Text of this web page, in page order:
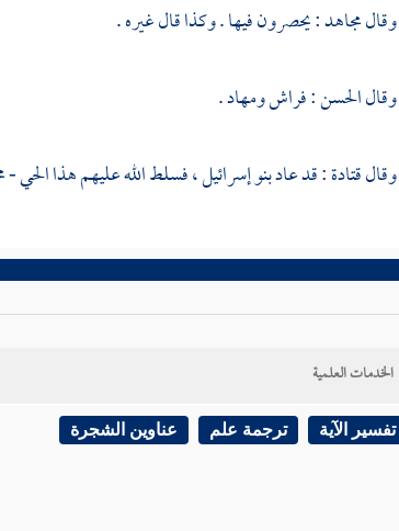
وقالمجاهد: يحصرون فيها . وكذا قال غيره .
وقالالحسن: فراش ومهاد .
وقال قتادة : قد عادبنو إسرائيل ،فسلط الله عليهم هذا الحي -
الخدمات العلمية
تفسير الآية ترجمة علم عناوين الشجرة